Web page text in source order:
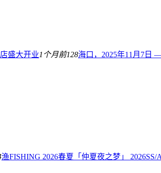
盛大开业1个月前128海口，2025年11月7日
渔FISHING 2026春夏「仲夏夜之梦」 2026SS/